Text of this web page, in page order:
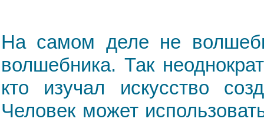
На самом деле не
волшебника. Так
кто изучал искусство
Человек может